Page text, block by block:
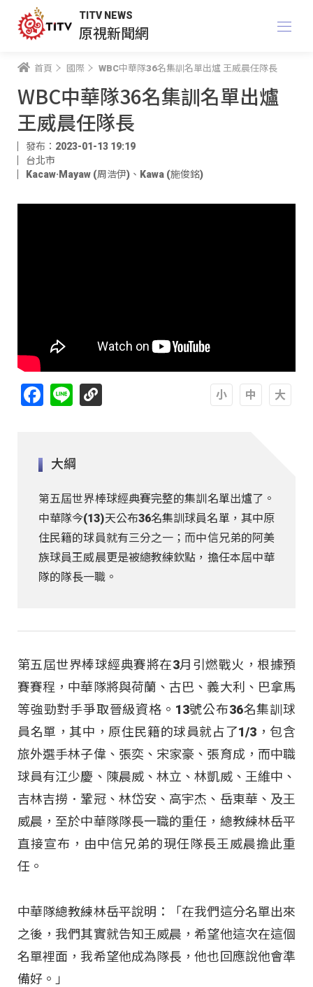
TITV NEWS
原視新聞網
首頁 國際 WBC中華隊36名集訓名單出爐 王威晨任隊長
WBC中華隊36名集訓名單出爐
王威晨任隊長
發布：2023-01-13 19:19
台北市
Kacaw·Mayaw (周浩伊) 、 Kawa (施俊銘)
Facebook
Line
大綱
第五屆世界棒球經典賽完整的集訓名單出爐了。
中華隊今(13)天公布36名集訓球員名單，其中原
住民籍的球員就有三分之一；而中信兄弟的阿美
族球員王威晨更是被總教練欽點，擔任本屆中華
隊的隊長一職。
第五屆世界棒球經典賽將在3月引燃戰火，根據預
賽賽程，中華隊將與荷蘭、古巴、義大利、巴拿馬
等強勁對手爭取晉級資格。13號公布36名集訓球
員名單，其中，原住民籍的球員就占了1/3，包含
旅外選手林子偉、張奕、宋家豪、張育成，而中職
球員有江少慶、陳晨威、林立、林凱威、王維中、
吉林吉撈．鞏冠、林岱安、高宇杰、岳東華、及王
威晨，至於中華隊隊長一職的重任，總教練林岳平
直接宣布，由中信兄弟的現任隊長王威晨擔此重
任。
中華隊總教練林岳平說明：「在我們這分名單出來
之後，我們其實就告知王威晨，希望他這次在這個
名單裡面，我希望他成為隊長，他也回應說他會準
備好。」